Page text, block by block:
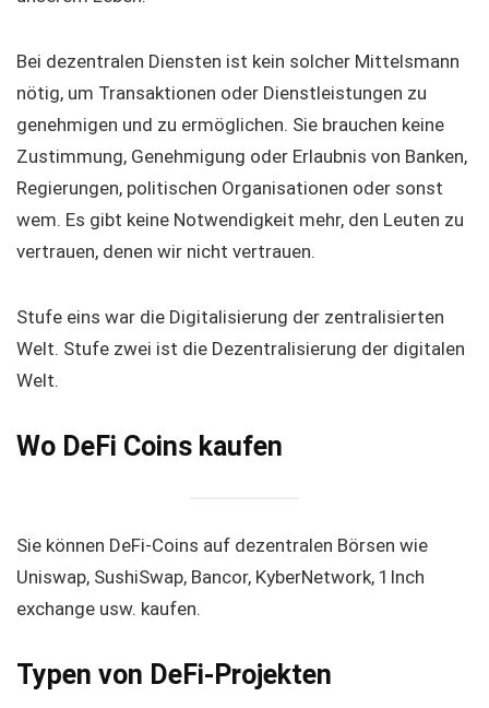
Bei dezentralen Diensten ist kein solcher Mittelsmann
nötig, um Transaktionen oder Dienstleistungen zu
genehmigen und zu ermöglichen. Sie brauchen keine
Zustimmung, Genehmigung oder Erlaubnis von Banken,
Regierungen, politischen Organisationen oder sonst
wem. Es gibt keine Notwendigkeit mehr, den Leuten zu
vertrauen, denen wir nicht vertrauen.
Stufe eins war die Digitalisierung der zentralisierten
Welt. Stufe zwei ist die Dezentralisierung der digitalen
Welt.
Wo DeFi Coins kaufen
Sie können DeFi-Coins auf dezentralen Börsen wie
Uniswap, SushiSwap, Bancor, KyberNetwork, 1Inch
exchange usw. kaufen.
Typen von DeFi-Projekten